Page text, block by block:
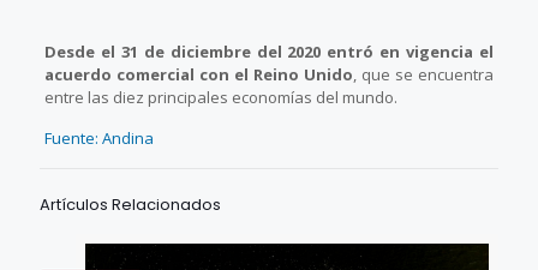
Desde el 31 de diciembre del 2020 entró en vigencia el
acuerdo comercial con el Reino Unido, que se encuentra
entre las diez principales economías del mundo.
Fuente: Andina
Artículos Relacionados